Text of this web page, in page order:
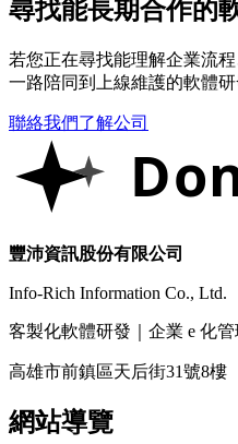
尋找能長期合作的
若您正在尋找能理解企業流
一路陪同到上線維護的軟體
聯絡我們了解公司
豐沛資訊股份有限公司
Info-Rich Information Co., Ltd.
客製化軟體研發｜企業 e 化
高雄市前鎮區天后街31號8樓
網站導覽